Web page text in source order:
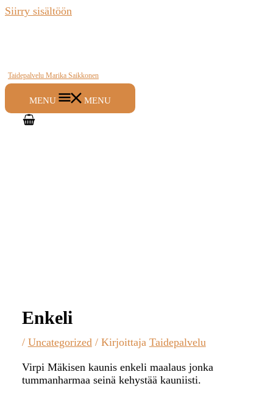
Siirry sisältöön
Taidepalvelu Marika Saikkonen
MENU MENU
Enkeli
/ Uncategorized/ Kirjoittaja Taidepalvelu
Virpi Mäkisen kaunis enkeli maalaus jonka
tummanharmaa seinä kehystää kauniisti.